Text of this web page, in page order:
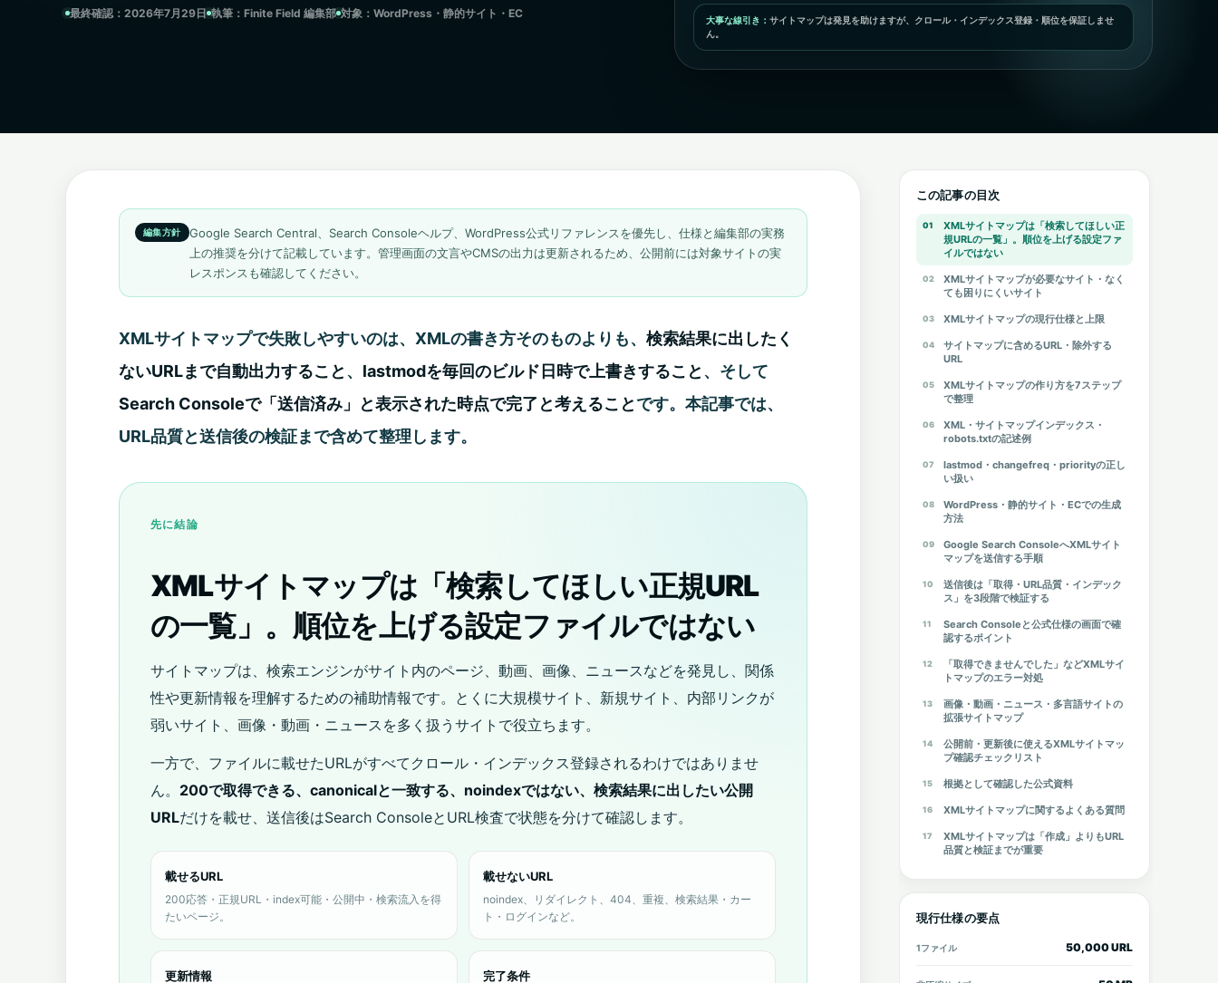
最終確認：2026年7月29日 執筆：Finite Field 編集部 対象：WordPress・静的サイト・EC 大事な線引き： サイトマップは発見を助けますが、クロール・インデックス登録・順位を保証しませ
ん。
Google Search Central、Search Consoleヘルプ、WordPress公式リファレンスを優先し、仕様と編集部の実務
上の推奨を分けて記載しています。管理画面の文言やCMSの出力は更新されるため、公開前には対象サイトの実
レスポンスも確認してください。
XMLサイトマップで失敗しやすいのは、XMLの書き方そのものよりも、 検索結果に出したく
ないURLまで自動出力すること、 lastmodを毎回のビルド日時で上書きすること、そして
Search Consoleで「送信済み」と表示された時点で完了と考えることです。本記事では、
URL品質と送信後の検証まで含めて整理します。
先に結論
XMLサイトマップは「検索してほしい正規URL
の一覧」。順位を上げる設定ファイルではない
サイトマップは、検索エンジンがサイト内のページ、動画、画像、ニュースなどを発見し、関係
性や更新情報を理解するための補助情報です。とくに大規模サイト、新規サイト、内部リンクが
弱いサイト、画像・動画・ニュースを多く扱うサイトで役立ちます。
一方で、ファイルに載せたURLがすべてクロール・インデックス登録されるわけではありませ
ん。 200で取得できる、canonicalと一致する、noindexではない、検索結果に出したい公開
URLだけを載せ、送信後はSearch ConsoleとURL検査で状態を分けて確認します。
載せるURL
200応答・正規URL・index可能・公開中・検索流入を得
たいページ。
載せないURL
noindex、リダイレクト、404、重複、検索結果・カー
ト・ログインなど。
更新情報 完了条件
この記事の目次
XMLサイトマップは「検索してほしい正
規URLの一覧」。順位を上げる設定ファ
イルではない
XMLサイトマップが必要なサイト・なく
ても困りにくいサイト
XMLサイトマップの現行仕様と上限
サイトマップに含めるURL・除外する
URL
XMLサイトマップの作り方を7ステップ
で整理
XML・サイトマップインデックス・
robots.txtの記述例
lastmod・changefreq・priorityの正し
い扱い
WordPress・静的サイト・ECでの生成
方法
Google Search ConsoleへXMLサイト
マップを送信する手順
送信後は「取得・URL品質・インデック
ス」を3段階で検証する
Search Consoleと公式仕様の画面で確
認するポイント
「取得できませんでした」などXMLサイ
トマップのエラー対処
画像・動画・ニュース・多言語サイトの
拡張サイトマップ
公開前・更新後に使えるXMLサイトマッ
プ確認チェックリスト
根拠として確認した公式資料
XMLサイトマップに関するよくある質問
XMLサイトマップは「作成」よりもURL
品質と検証までが重要
現行仕様の要点
1ファイル 50,000 URL